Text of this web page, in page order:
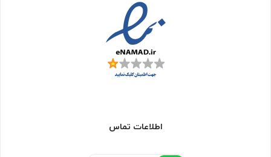
اطلاعات تماس